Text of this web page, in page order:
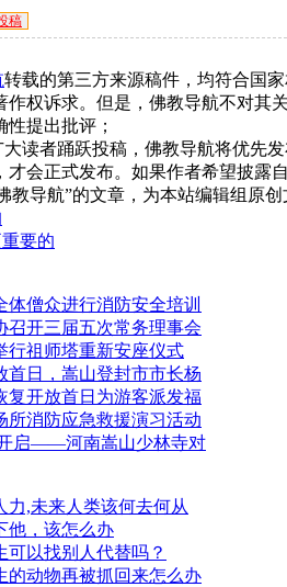
稿
转载的第三方来源稿件，均符合国
作权诉求。但是，佛教导航不对其
提出批评；
大读者踊跃投稿，佛教导航将优先
才会正式发布。如果作者希望披露
教导航”的文章，为本站编辑组原
要的
体僧众进行消防安全培训
召开三届五次常务理事会
行祖师塔重新安座仪式
首日，嵩山登封市市长杨
复开放首日为游客派发福
所消防应急救援演习活动
启——河南嵩山少林寺对
力,未来人类该何去何从
他，该怎么办
可以找别人代替吗？
的动物再被抓回来怎么办